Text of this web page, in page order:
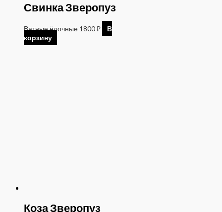
Свинка Зверопуз
Ватные ёлочные 1800₽
В
корзину
Коза Зверопуз